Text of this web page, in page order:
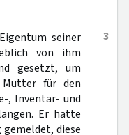
3
seiner
von ihm
gesetzt, um
Mutter für den
, Inventar- und
Er hatte
gemeldet, diese